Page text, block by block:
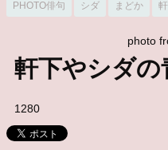
PHOTO俳句 シダ まどか
photo
軒下やシダ
1280